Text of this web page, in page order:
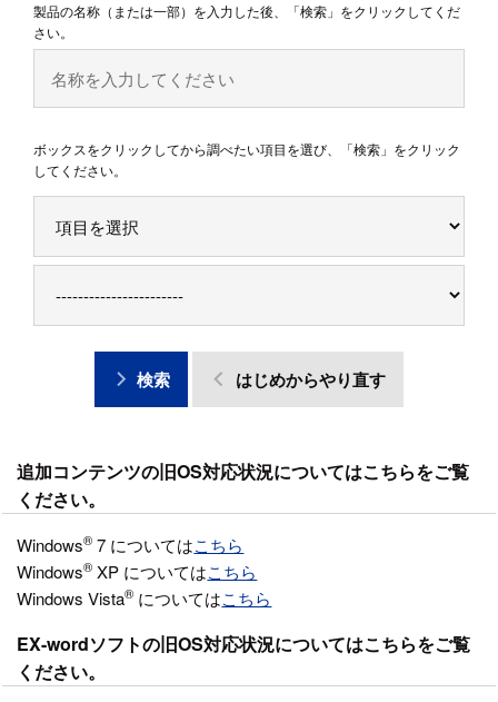
製品の名称（または一部）を入力した後、「検索」をクリックしてくだ
さい。
ボックスをクリックしてから調べたい項目を選び、「検索」をクリック
してください。
検索 はじめからやり直す
追加コンテンツの旧OS対応状況についてはこちらをご覧
ください。
Windows® 7 についてはこちら
Windows® XP についてはこちら
Windows Vista® についてはこちら
EX-wordソフトの旧OS対応状況についてはこちらをご覧
ください。